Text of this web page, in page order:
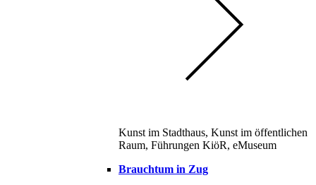
Kunst im Stadthaus, Kunst im öffentlichen
Raum, Führungen KiöR, eMuseum
Brauchtum in Zug